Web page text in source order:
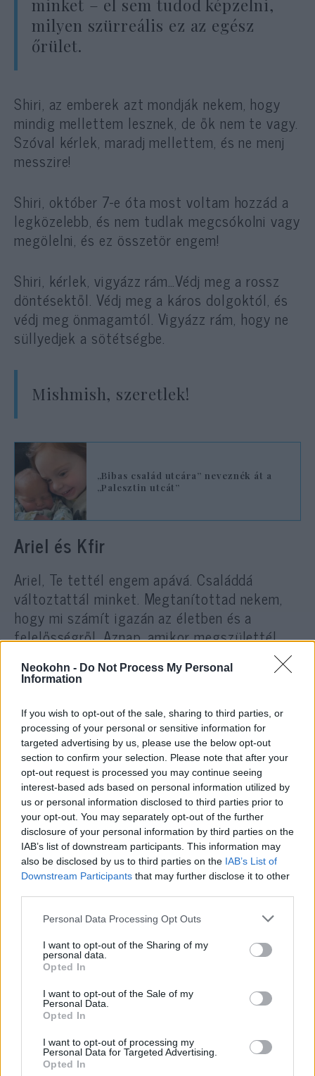
Neokohn - Do Not Process My Personal
Information
If you wish to opt-out of the sale, sharing to third parties, or
processing of your personal or sensitive information for
targeted advertising by us, please use the below opt-out
section to confirm your selection. Please note that after your
opt-out request is processed you may continue seeing
interest-based ads based on personal information utilized by
us or personal information disclosed to third parties prior to
your opt-out. You may separately opt-out of the further
disclosure of your personal information by third parties on the
IAB’s list of downstream participants. This information may
also be disclosed by us to third parties on the IAB’s List of
Downstream Participants that may further disclose it to other
Please note that this website/app uses one or more Google
not limited to your visit or usage behaviour. You may click to
grant or deny consent to Google and its third-party tags to
use your data for below specified purposes in below Google
consent section.
Personal Data Processing Opt Outs
I want to opt-out of the Sharing of my
personal data.
Opted In
I want to opt-out of the Sale of my
Personal Data.
Opted In
I want to opt-out of processing my
Personal Data for Targeted Advertising.
Opted In
minket – el sem tudod képzelni,
milyen szürreális ez az egész
őrület.
Shiri, az emberek azt mondják nekem, hogy
mindig mellettem lesznek, de ők nem te vagy.
Szóval kérlek, maradj mellettem, és ne menj
messzire!
Shiri, október 7-e óta most voltam hozzád a
legközelebb, és nem tudlak megcsókolni vagy
megölelni, és ez összetör engem!
Shiri, kérlek, vigyázz rám…Védj meg a rossz
döntésektől. Védj meg a káros dolgoktól, és
védj meg önmagamtól. Vigyázz rám, hogy ne
süllyedjek a sötétségbe.
Mishmish, szeretlek!
„Bibas család utcára” neveznék át a
„Palesztin utcát”
Ariel és Kfir
Ariel, Te tettél engem apává. Családdá
változtattál minket. Megtanítottad nekem,
hogy mi számít igazán az életben és a
felelősségről. Aznap, amikor megszülettél,
azonnal éretté váltam miattad. Annyi mindent
megtanítottál nekem magamról, és ezt
Köszönöm neked, szerelmem.
Ariel, remélem, nem haragszol rám, amiért
nem védtelek meg megfelelően, és amiért
nem voltam melletted. Remélem, tudod, hogy
minden nap, minden percben gondoltam rád.
Remélem, jól érzed magad a paradicsomban.
Biztos vagyok benne, hogy megnevetteted az
összes angyalt a buta vicceiddel. Remélem,
hogy sok pillangót látsz, ahogyan a
piknikjeinken is tetted.
Vigyázz, amikor lemászol a felhődről, nehogy
rálépj Tonira… Tanítsd meg Kfirnek az összes
imitációdat, és nevettess meg mindenkit
odafent.